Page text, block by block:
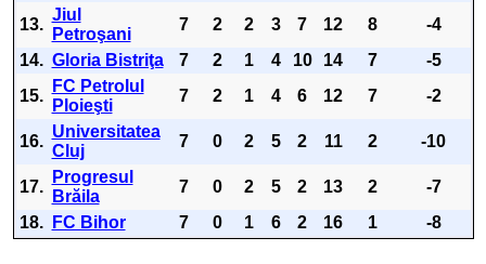
13.
Jiul
Petroşani
7 2 2 3 7 12 8
-4
14. Gloria Bistriţa 7 2 1 4 10 14 7
-5
15.
FC Petrolul
Ploieşti
7 2 1 4 6 12 7 -2
16.
Universitatea
Cluj
7 0 2 5 2 11 2 -10
17.
Progresul
Brăila
7 0 2 5 2 13 2
-7
18.
FC Bihor 7 0 1 6 2 16 1 -8